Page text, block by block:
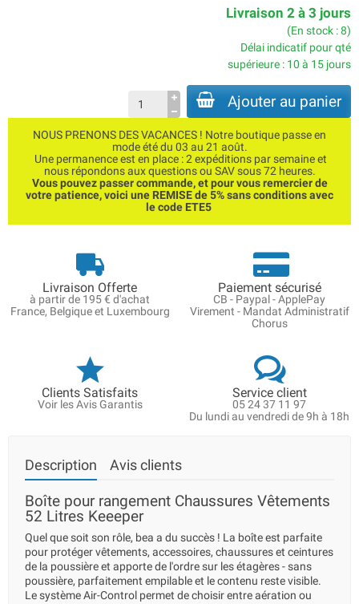
Livraison 2 à 3 jours
(En stock : 8)
Délai indicatif pour qté
supérieure : 10 à 15 jours
Ajouter au panier
NOUS PRENONS DES VACANCES ! Notre boutique passe en
mode été du 03 au 21 août.
Une permanence est en place : 2 expéditions par semaine et
nous répondons aux questions ou SAV sous 72 heures.
Vous pouvez passer commande, et pour vous remercier de
votre patience, voici une REMISE de 5% sans conditions avec
le code ETE5
Livraison Offerte
à partir de 195 € d'achat
France, Belgique et Luxembourg
Paiement sécurisé
CB - Paypal - ApplePay
Virement - Mandat Administratif
Chorus
Clients Satisfaits
Voir les Avis Garantis
Service client
05 24 37 11 97
Du lundi au vendredi de 9h à 18h
Description Avis clients
Boîte pour rangement Chaussures Vêtements
52 Litres Keeeper
Quel que soit son rôle, bea a du succès ! La boîte est parfaite
pour protéger vêtements, accessoires, chaussures et ceintures
de la poussière et apporte de l'ordre sur les étagères - sans
poussière, parfaitement empilable et le contenu reste visible.
Le système Air-Control permet de choisir entre aération ou